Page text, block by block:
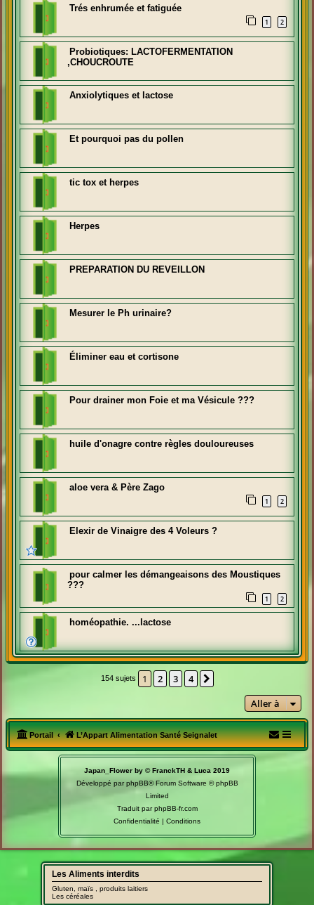
Trés enhrumée et fatiguée
1 2
Probiotiques: LACTOFERMENTATION
,CHOUCROUTE
Anxiolytiques et lactose
Et pourquoi pas du pollen
tic tox et herpes
Herpes
PREPARATION DU REVEILLON
Mesurer le Ph urinaire?
Éliminer eau et cortisone
Pour drainer mon Foie et ma Vésicule ???
huile d'onagre contre règles douloureuses
aloe vera & Père Zago
1 2
Elexir de Vinaigre des 4 Voleurs ?
pour calmer les démangeaisons des Moustiques
???
1 2
homéopathie. ...lactose
154 sujets 1 2 3 4
Aller à
Portail L’Appart Alimentation Santé Seignalet
Japan_Flower by © FranckTH & Luca 2019
Développé parphpBB® Forum Software © phpBB
Limited
Traduit parphpBB-fr.com
Confidentialité | Conditions
Les Aliments interdits
Gluten, maïs , produits laitiers
Les céréales